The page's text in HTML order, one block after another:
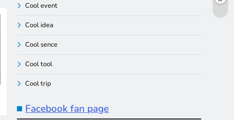
Cool event
Cool idea
Cool sence
Cool tool
Cool trip
Facebook fan page